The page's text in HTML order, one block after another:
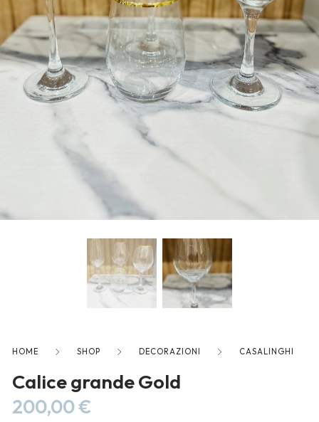
freelancers. With an industry-
leading marketplace paired
with an unlimited subscription
service, Envato helps creatives
like you get projects done
faster.
Careers
Privacy Policy
Sitemap
Community
HOME SHOP DECORAZIONI CASALINGHI
Calice grande Gold
200,00€